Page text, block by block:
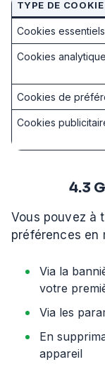
TYPE DE COOKIE
Cookies essentiels
Cookies
Cookies de
Cookies
4.3
Vous pouvez à
préférences en
Via la
votre
Via les
En
appareil